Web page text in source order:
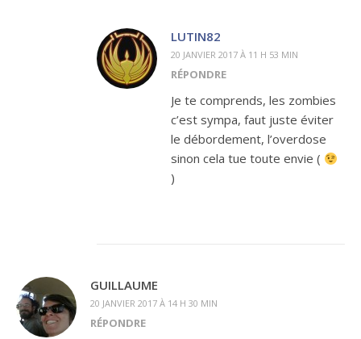
LUTIN82
20 JANVIER 2017 À 11 H 53 MIN
RÉPONDRE
Je te comprends, les zombies
c’est sympa, faut juste éviter
le débordement, l’overdose
sinon cela tue toute envie (
)
GUILLAUME
20 JANVIER 2017 À 14 H 30 MIN
RÉPONDRE